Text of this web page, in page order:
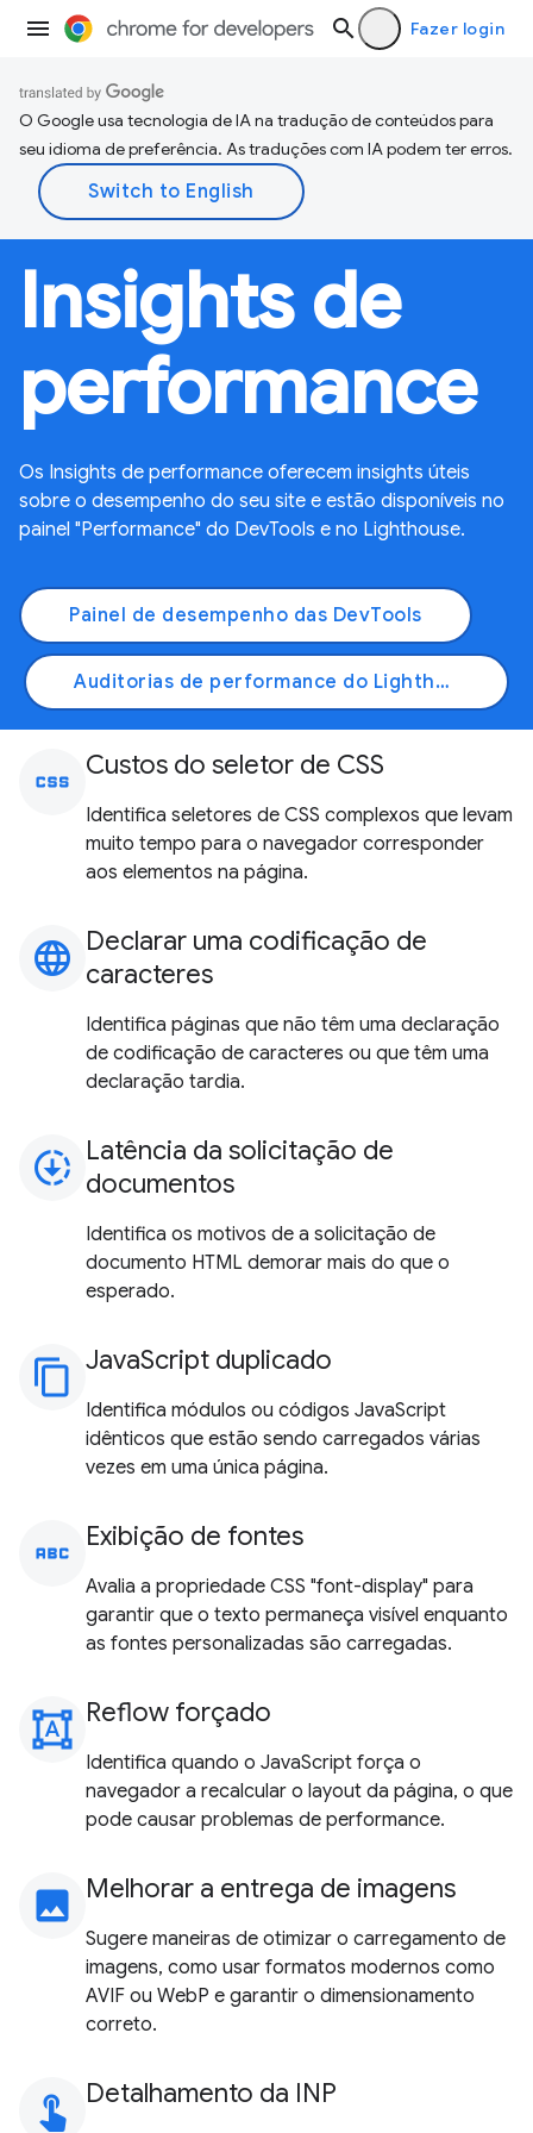
Fazer login
O Google usa tecnologia de IA na tradução de conteúdos para
seu idioma de preferência. As traduções com IA podem ter erros.
Insights de
performance
Os Insights de performance oferecem insights úteis
sobre o desempenho do seu site e estão disponíveis no
painel "Performance" do DevTools e no Lighthouse.
Painel de desempenho das DevTools
Auditorias de performance do Lighthouse
css Custos do seletor de CSS
Identifica seletores de CSS complexos que levam
muito tempo para o navegador corresponder
aos elementos na página.
language Declarar uma codificação de
caracteres
Identifica páginas que não têm uma declaração
de codificação de caracteres ou que têm uma
declaração tardia.
downloading Latência da solicitação de
documentos
Identifica os motivos de a solicitação de
documento HTML demorar mais do que o
esperado.
content_copy JavaScript duplicado
Identifica módulos ou códigos JavaScript
idênticos que estão sendo carregados várias
vezes em uma única página.
abc Exibição de fontes
Avalia a propriedade CSS "font-display" para
garantir que o texto permaneça visível enquanto
as fontes personalizadas são carregadas.
format_shapes Reflow forçado
Identifica quando o JavaScript força o
navegador a recalcular o layout da página, o que
pode causar problemas de performance.
image Melhorar a entrega de imagens
Sugere maneiras de otimizar o carregamento de
imagens, como usar formatos modernos como
AVIF ou WebP e garantir o dimensionamento
correto.
touch_app Detalhamento da INP